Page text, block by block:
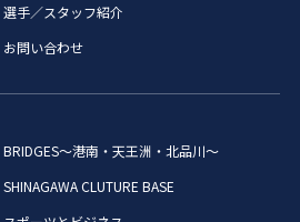
選手／スタッフ紹介
お問い合わせ
BRIDGES～港南・天王洲・北品川～
SHINAGAWA CLUTURE BASE